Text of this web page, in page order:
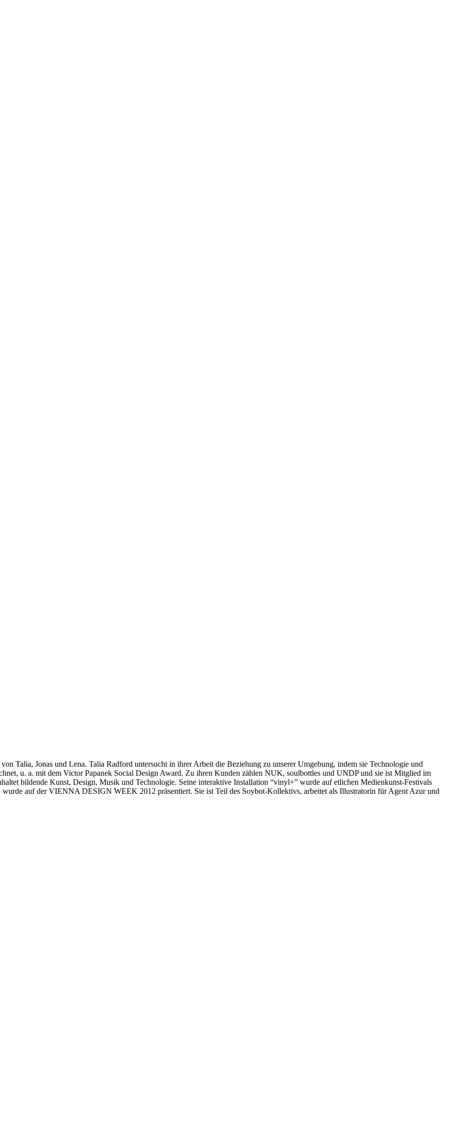
Talia, Jonas und Lena. Talia Radford untersucht in ihrer Arbeit die Beziehung zu unserer Umgebung, indem sie Technologie und
u. a. mit dem Victor Papanek Social Design Award. Zu ihren Kunden zählen NUK, soulbottles und UNDP und sie ist Mitglied im
bildende Kunst, Design, Musik und Technologie. Seine interaktive Installation “vinyl+” wurde auf etlichen Medienkunst-Festivals
auf der VIENNA DESIGN WEEK 2012 präsentiert. Sie ist Teil des Soybot-Kollektivs, arbeitet als Illustratorin für Agent Azur und